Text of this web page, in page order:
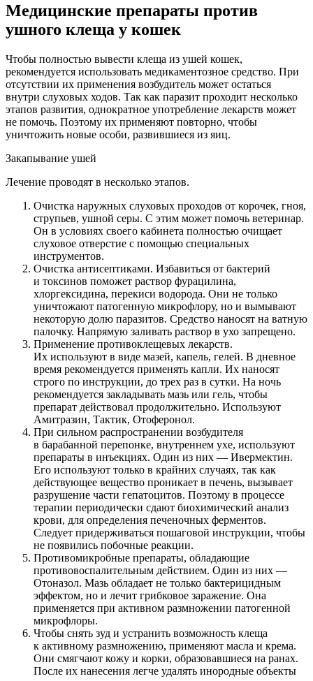
Медицинские препараты против
ушного клеща у кошек
Чтобы полностью вывести клеща из ушей кошек,
рекомендуется использовать медикаментозное средство. При
отсутствии их применения возбудитель может остаться
внутри слуховых ходов. Так как паразит проходит несколько
этапов развития, однократное употребление лекарств может
не помочь. Поэтому их применяют повторно, чтобы
уничтожить новые особи, развившиеся из яиц.
Закапывание ушей
Лечение проводят в несколько этапов.
Очистка наружных слуховых проходов от корочек, гноя,
струпьев, ушной серы. С этим может помочь ветеринар.
Он в условиях своего кабинета полностью очищает
слуховое отверстие с помощью специальных
инструментов.
Очистка антисептиками. Избавиться от бактерий
и токсинов поможет раствор фурацилина,
хлоргексидина, перекиси водорода. Они не только
уничтожают патогенную микрофлору, но и вымывают
некоторую долю паразитов. Средство наносят на ватную
палочку. Напрямую заливать раствор в ухо запрещено.
Применение противоклещевых лекарств.
Их используют в виде мазей, капель, гелей. В дневное
время рекомендуется применять капли. Их наносят
строго по инструкции, до трех раз в сутки. На ночь
рекомендуется закладывать мазь или гель, чтобы
препарат действовал продолжительно. Используют
Амитразин, Тактик, Отоферонол.
При сильном распространении возбудителя
в барабанной перепонке, внутреннем ухе, используют
препараты в инъекциях. Один из них — Ивермектин.
Его используют только в крайних случаях, так как
действующее вещество проникает в печень, вызывает
разрушение части гепатоцитов. Поэтому в процессе
терапии периодически сдают биохимический анализ
крови, для определения печеночных ферментов.
Следует придерживаться пошаговой инструкции, чтобы
не появились побочные реакции.
Противомикробные препараты, обладающие
противовоспалительным действием. Один из них —
Отоназол. Мазь обладает не только бактерицидным
эффектом, но и лечит грибковое заражение. Она
применяется при активном размножении патогенной
микрофлоры.
Чтобы снять зуд и устранить возможность клеща
к активному размножению, применяют масла и крема.
Они смягчают кожу и корки, образовавшиеся на ранах.
После их нанесения легче удалять инородные объекты